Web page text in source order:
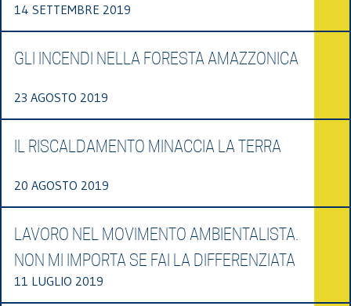
14 SETTEMBRE 2019
GLI INCENDI NELLA FORESTA AMAZZONICA
23 AGOSTO 2019
IL RISCALDAMENTO MINACCIA LA TERRA
20 AGOSTO 2019
LAVORO NEL MOVIMENTO AMBIENTALISTA.
NON MI IMPORTA SE FAI LA DIFFERENZIATA
11 LUGLIO 2019